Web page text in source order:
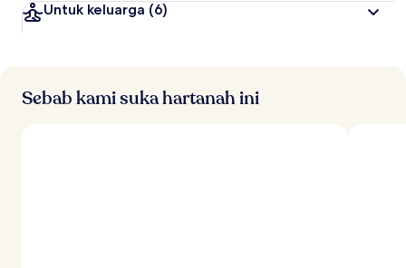
Untuk keluarga (6)
Sebab kami suka hartanah ini